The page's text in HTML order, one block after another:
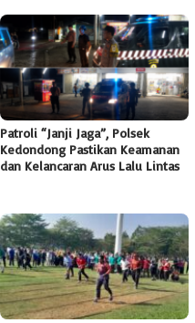
Patroli “Janji Jaga”, Polsek
Kedondong Pastikan Keamanan
dan Kelancaran Arus Lalu Lintas